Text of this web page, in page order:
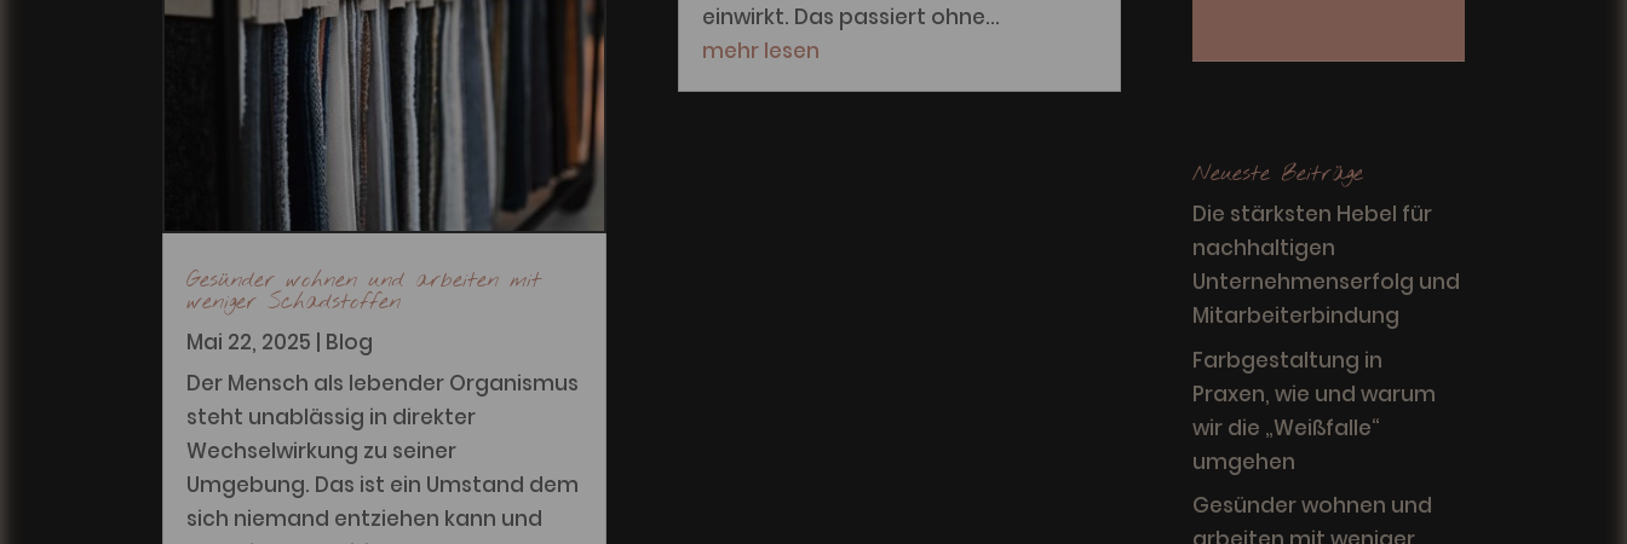
Gesünder wohnen und arbeiten mit
weniger Schadstoffen
Mai 22, 2025 | Blog
Der Mensch als lebender Organismus
steht unablässig in direkter
Wechselwirkung zu seiner
Umgebung. Das ist ein Umstand dem
sich niemand entziehen kann und
einwirkt. Das passiert ohne...
mehr lesen
Neueste Beiträge
Die stärksten Hebel für
nachhaltigen
Unternehmenserfolg und
Mitarbeiterbindung
Farbgestaltung in
Praxen, wie und warum
wir die „Weißfalle“
umgehen
Gesünder wohnen und